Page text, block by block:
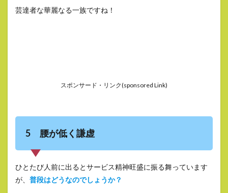
芸達者な華麗なる一族ですね！
スポンサード・リンク(sponsored Link)
5 腰が低く謙虚
ひとたび人前に出るとサービス精神旺盛に振る舞っています
が、 普段はどうなのでしょうか？